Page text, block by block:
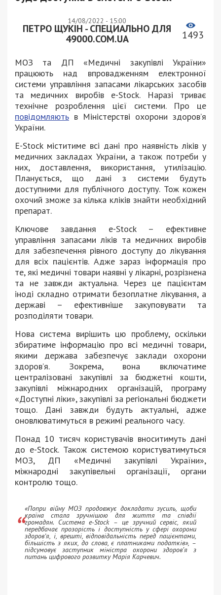
14/08/2022 - 15:00
ПЕТРО ЩУКІН - СПЕЦИАЛЬНО ДЛЯ
49000.COM.UA
1493
МОЗ та ДП «Медичні закупівлі України»
працюють над впровадженням електронної
системи управління запасами лікарських засобів
та медичних виробів e-Stock. Наразі триває
технічне розроблення цієї системи. Про це
повідомляють в Міністерстві охорони здоров’я
України.
Е-Stock міститиме всі дані про наявність ліків у
медичних закладах України, а також потреби у
них, доставлення, використання, утилізацію.
Планується, що дані з системи будуть
доступними для публічного доступу. Тож кожен
охочий зможе за кілька кліків знайти необхідний
препарат.
Ключове завдання e-Stock – ефективне
управління запасами ліків та медичних виробів
для забезпечення рівного доступу до лікування
для всіх пацієнтів. Адже зараз інформація про
те, які медичні товари наявні у лікарні, розрізнена
та не завжди актуальна. Через це пацієнтам
іноді складно отримати безоплатне лікування, а
державі – ефективніше закуповувати та
розподіляти товари.
Нова система вирішить цю проблему, оскільки
збиратиме інформацію про всі медичні товари,
якими держава забезпечує заклади охорони
здоров’я. Зокрема, вона включатиме
централізовані закупівлі за бюджетні кошти,
закупівлі міжнародних організацій, програму
«Доступні ліки», закупівлі за регіональні бюджети
тощо. Дані завжди будуть актуальні, адже
оновлюватимуться в режимі реального часу.
Понад 10 тисяч користувачів вноситимуть дані
до e-Stock. Також системою користуватимуться
МОЗ, ДП «Медичні закупівлі України»,
міжнародні закупівельні організації, органи
контролю тощо.
«Попри війну МОЗ продовжує докладати зусиль, щоби
країна стала зручнішою для життя та співдії
громадян. Система e-Stock – це зручний сервіс, який
передбачає прозорість і доступність у сфері охорони
здоровʼя, і, врешті, відповідальність перед пацієнтами,
більшість з яких, до слова, є платниками податків», –
підсумовує заступник міністра охорони здоров’я з
питань цифрового розвитку Марія Карчевич.